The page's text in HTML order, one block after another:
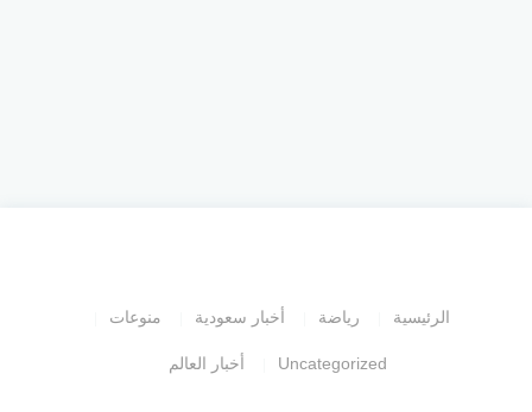
الرئيسية رياضة أخبار سعودية منوعات
Uncategorized أخبار العالم